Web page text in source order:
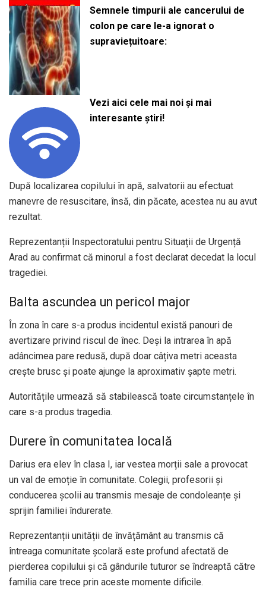
Semnele timpurii ale cancerului de
colon pe care le-a ignorat o
supraviețuitoare:
Vezi aici cele mai noi și mai
interesante știri!
După localizarea copilului în apă, salvatorii au efectuat
manevre de resuscitare, însă, din păcate, acestea nu au avut
rezultat.
Reprezentanții Inspectoratului pentru Situații de Urgență
Arad au confirmat că minorul a fost declarat decedat la locul
tragediei.
Balta ascundea un pericol major
În zona în care s-a produs incidentul există panouri de
avertizare privind riscul de înec. Deși la intrarea în apă
adâncimea pare redusă, după doar câțiva metri aceasta
crește brusc și poate ajunge la aproximativ șapte metri.
Autoritățile urmează să stabilească toate circumstanțele în
care s-a produs tragedia.
Durere în comunitatea locală
Darius era elev în clasa I, iar vestea morții sale a provocat
un val de emoție în comunitate. Colegii, profesorii și
conducerea școlii au transmis mesaje de condoleanțe și
sprijin familiei îndurerate.
Reprezentanții unității de învățământ au transmis că
întreaga comunitate școlară este profund afectată de
pierderea copilului și că gândurile tuturor se îndreaptă către
familia care trece prin aceste momente dificile.